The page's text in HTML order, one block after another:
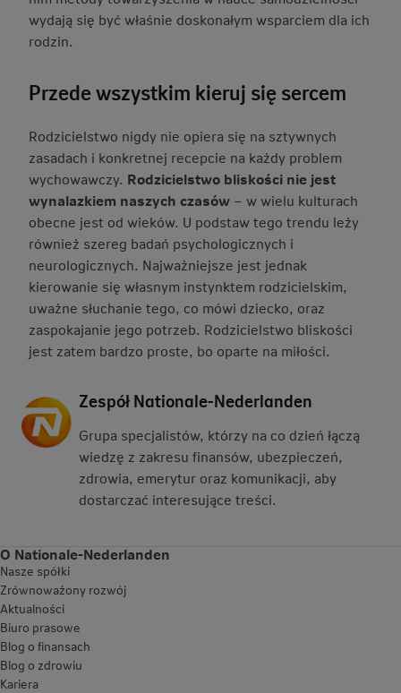
wydają się być właśnie doskonałym wsparciem dla ich
rodzin.
Przede wszystkim kieruj się sercem
Rodzicielstwo nigdy nie opiera się na sztywnych
zasadach i konkretnej recepcie na każdy problem
wychowawczy. Rodzicielstwo bliskości nie jest
wynalazkiem naszych czasów – w wielu kulturach
obecne jest od wieków. U podstaw tego trendu leży
również szereg badań psychologicznych i
neurologicznych. Najważniejsze jest jednak
kierowanie się własnym instynktem rodzicielskim,
uważne słuchanie tego, co mówi dziecko, oraz
zaspokajanie jego potrzeb. Rodzicielstwo bliskości
jest zatem bardzo proste, bo oparte na miłości.
Zespół Nationale-Nederlanden
Grupa specjalistów, którzy na co dzień łączą
wiedzę z zakresu finansów, ubezpieczeń,
zdrowia, emerytur oraz komunikacji, aby
dostarczać interesujące treści.
O Nationale-Nederlanden
Nasze spółki
Zrównoważony rozwój
Aktualności
Biuro prasowe
Blog o finansach
Blog o zdrowiu
Kariera